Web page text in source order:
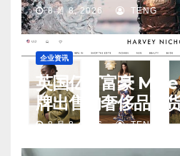
8 月 8, 2026 TENG
企业资讯
英国亿万富豪
牌出售的奢侈品百
Nichols 正陷入“死
8 月 8, 2026 TENG